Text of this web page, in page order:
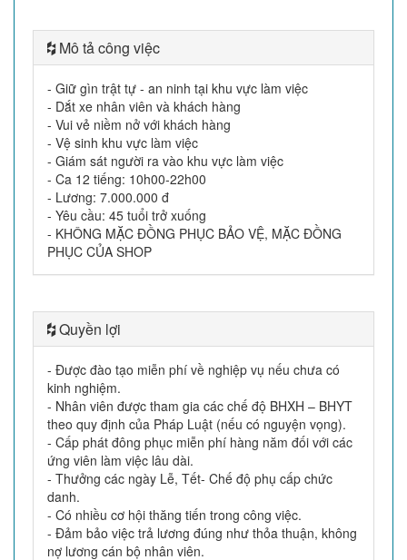
Mô tả công việc
- Giữ gìn trật tự - an ninh tại khu vực làm việc
- Dắt xe nhân viên và khách hàng
- Vui vẻ niềm nở với khách hàng
- Vệ sinh khu vực làm việc
- Giám sát người ra vào khu vực làm việc
- Ca 12 tiếng: 10h00-22h00
- Lương: 7.000.000 đ
- Yêu cầu: 45 tuổi trở xuống
- KHÔNG MẶC ĐỒNG PHỤC BẢO VỆ, MẶC ĐỒNG
PHỤC CỦA SHOP
Quyền lợi
- Được đào tạo miễn phí về nghiệp vụ nếu chưa có
kinh nghiệm.
- Nhân viên được tham gia các chế độ BHXH – BHYT
theo quy định của Pháp Luật (nếu có nguyện vọng).
- Cấp phát đông phục miễn phí hàng năm đối với các
ứng viên làm việc lâu dài.
- Thưởng các ngày Lễ, Tết- Chế độ phụ cấp chức
danh.
- Có nhiều cơ hội thăng tiến trong công việc.
- Đảm bảo việc trả lương đúng như thỏa thuận, không
nợ lương cán bộ nhân viên.